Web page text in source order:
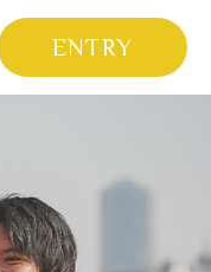
ENTRY